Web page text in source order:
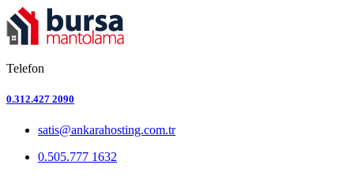
Telefon
0.312.427 2090
satis@ankarahosting.com.tr
0.505.777 1632